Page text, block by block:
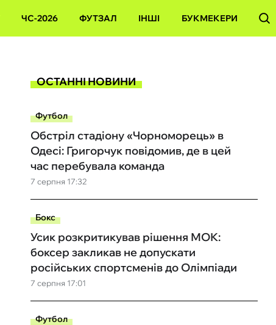
ЧС-2026 ФУТЗАЛ ІНШІ БУКМЕКЕРИ
ОСТАННІ НОВИНИ
Футбол
7 серпня 17:32
Обстріл стадіону «Чорноморець» в
Одесі: Григорчук повідомив, де в цей
час перебувала команда
Бокс
7 серпня 17:01
Усик розкритикував рішення МОК:
боксер закликав не допускати
російських спортсменів до Олімпіади
Футбол